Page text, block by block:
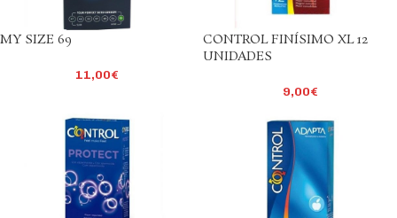
MY SIZE 69
11,00€
CONTROL FINÍSIMO XL 12
UNIDADES
9,00€